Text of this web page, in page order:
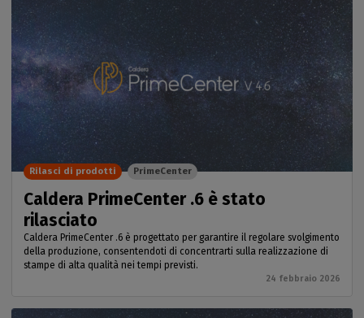
Caldera PrimeCenter .6 è stato
rilasciato
Caldera PrimeCenter .6 è progettato per garantire il regolare svolgimento
della produzione, consentendoti di concentrarti sulla realizzazione di
stampe di alta qualità nei tempi previsti.
24 febbraio 2026
Rilasci di prodotti PrimeCenter